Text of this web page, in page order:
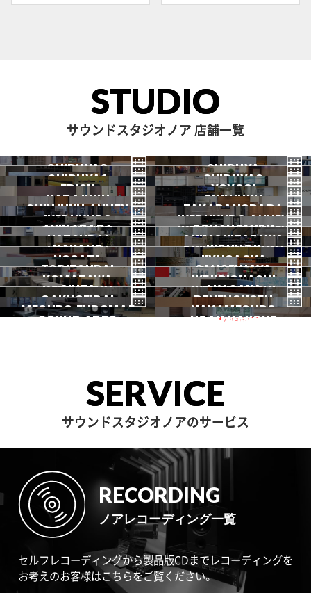
STUDIO
サウンドスタジオノア 店舗一覧
SHIBUYA3
渋谷3号
2026.07 OPEN
SHIBUYA
渋谷本店
SHIBUYA1
渋谷1号
SHIBUYA2
渋谷2号
EBISU
恵比寿
YOYOGI
代々木
HARAJUKU
原宿
SHINJUKU
新宿
SHINJUKU ANNEX
新宿ANNEX
TAKADANOBABA
高田馬場
IKEBUKURO
池袋
IKEBUKURO ANNEX
池袋ANNEX
AKIHABARA
秋葉原
OCHANOMIZU
御茶ノ水
HATSUDAI
初台
SHIMOKITAZAWA
下北沢
NAKANO
中野
KICHIJOJI
吉祥寺
NOGATA
野方
JIYUGAOKA
自由が丘
TORITSUDAI
都立大
SANGENJAYA
三軒茶屋
KOMAZAWA
駒沢
IKEJIRIOHASHI
池尻大橋
一時閉店中
GINZA
銀座
AKASAKA
赤坂
GAKUGEIDAI
学芸大
DENENCHOFU
田園調布
MEGURO FUDOMAE NAKAMEGURO
SOUND ARTS NOAH HAKONE
SERVICE
サウンドスタジオノアのサービス
RECORDING
ノアレコーディング一覧
セルフレコーディングから製品版CDまでレコーディングを
お考えのお客様はこちらをご覧ください。